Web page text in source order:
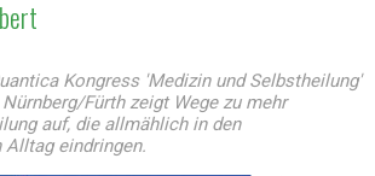
Kongress 'Medizin und Selbstheilung'
Fürth zeigt Wege zu mehr
auf, die allmählich in den
eindringen.